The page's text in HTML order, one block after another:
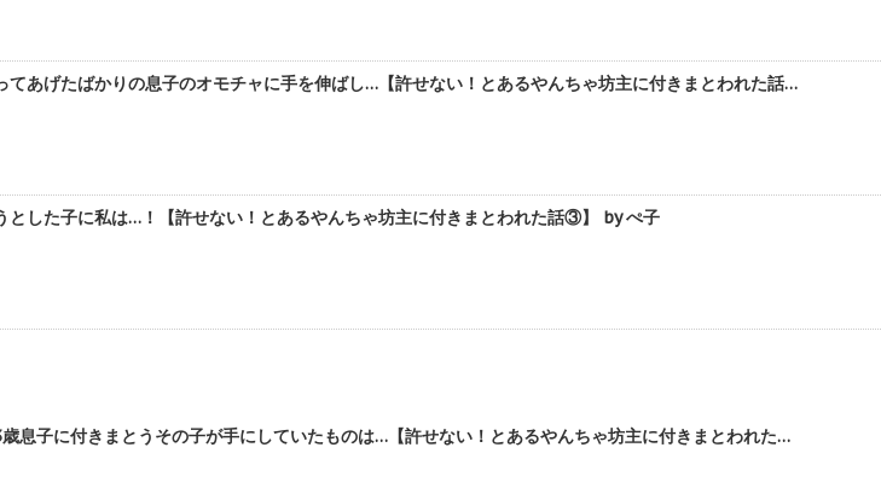
あげたばかりの息子のオモチャに手を伸ばし…【許せない！とあるやんちゃ坊主に付きまとわれた話…
とした子に私は…！【許せない！とあるやんちゃ坊主に付きまとわれた話③】 by ぺ子
息子に付きまとうその子が手にしていたものは…【許せない！とあるやんちゃ坊主に付きまとわれた…